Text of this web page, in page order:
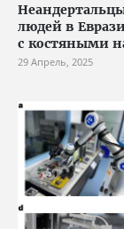
людей в
с костяными
29 Апрель, 2025